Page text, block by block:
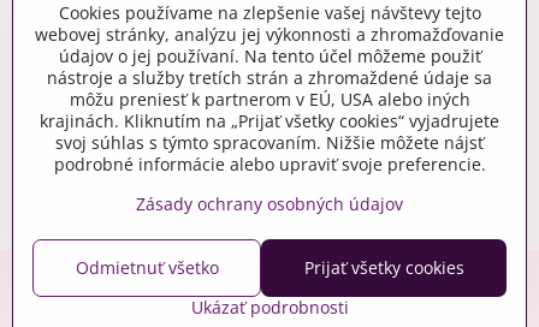
Gravírovanie
Materiály na stiahnutie
Videonávody
Blog
Kreatívna poradňa
Copyright © 2006-2026 crafty.sk
Eshop pre Českú republiku - craftyshop.cz
Cookies používame na zlepšenie vašej návštevy tejto
webovej stránky, analýzu jej výkonnosti a zhromažďovanie
údajov o jej používaní. Na tento účel môžeme použiť
nástroje a služby tretích strán a zhromaždené údaje sa
môžu preniesť k partnerom v EÚ, USA alebo iných
krajinách. Kliknutím na „Prijať všetky cookies“ vyjadrujete
svoj súhlas s týmto spracovaním. Nižšie môžete nájsť
podrobné informácie alebo upraviť svoje preferencie.
Zásady ochrany osobných údajov
Ukázať podrobnosti
Prijať všetky cookies
Odmietnuť všetko